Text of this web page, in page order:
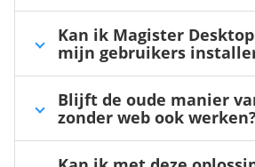
Kan ik Magister
mijn gebruikers
Blijft de oude manier
zonder web ook werken?